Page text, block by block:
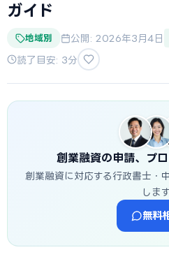
ガイド
地域別 公開: 2026年3月4日
読了目安: 3分
創業融資の申請、プ
創業融資に対応する行政書士・
しま
無料